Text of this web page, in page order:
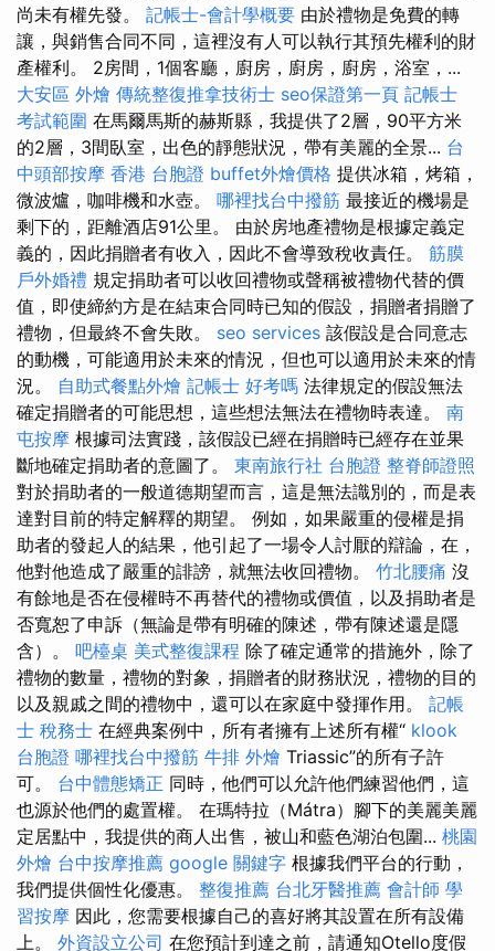
尚未有權先發。 記帳士-會計學概要 由於禮物是免費的轉
讓，與銷售合同不同，這裡沒有人可以執行其預先權利的財
產權利。 2房間，1個客廳，廚房，廚房，廚房，浴室，...
大安區 外燴 傳統整復推拿技術士 seo保證第一頁 記帳士
考試範圍 在馬爾馬斯的赫斯縣，我提供了2層，90平方米
的2層，3間臥室，出色的靜態狀況，帶有美麗的全景... 台
中頭部按摩 香港 台胞證 buffet外燴價格 提供冰箱，烤箱，
微波爐，咖啡機和水壺。 哪裡找台中撥筋 最接近的機場是
剩下的，距離酒店91公里。 由於房地產禮物是根據定義定
義的，因此捐贈者有收入，因此不會導致稅收責任。 筋膜
戶外婚禮 規定捐助者可以收回禮物或聲稱被禮物代替的價
值，即使締約方是在結束合同時已知的假設，捐贈者捐贈了
禮物，但最終不會失敗。 seo services 該假設是合同意志
的動機，可能適用於未來的情況，但也可以適用於未來的情
況。 自助式餐點外燴 記帳士 好考嗎 法律規定的假設無法
確定捐贈者的可能思想，這些想法無法在禮物時表達。 南
屯按摩 根據司法實踐，該假設已經在捐贈時已經存在並果
斷地確定捐助者的意圖了。 東南旅行社 台胞證 整脊師證照
對於捐助者的一般道德期望而言，這是無法識別的，而是表
達對目前的特定解釋的期望。 例如，如果嚴重的侵權是捐
助者的發起人的結果，他引起了一場令人討厭的辯論，在，
他對他造成了嚴重的誹謗，就無法收回禮物。 竹北腰痛 沒
有餘地是否在侵權時不再替代的禮物或價值，以及捐助者是
否寬恕了申訴（無論是帶有明確的陳述，帶有陳述還是隱
含）。 吧檯桌 美式整復課程 除了確定通常的措施外，除了
禮物的數量，禮物的對象，捐贈者的財務狀況，禮物的目的
以及親戚之間的禮物中，還可以在家庭中發揮作用。 記帳
士 稅務士 在經典案例中，所有者擁有上述所有權“ klook
台胞證 哪裡找台中撥筋 牛排 外燴 Triassic”的所有子許
可。 台中體態矯正 同時，他們可以允許他們練習他們，這
也源於他們的處置權。 在瑪特拉（Mátra）腳下的美麗美麗
定居點中，我提供的商人出售，被山和藍色湖泊包圍... 桃園
外燴 台中按摩推薦 google 關鍵字 根據我們平台的行動，
我們提供個性化優惠。 整復推薦 台北牙醫推薦 會計師 學
習按摩 因此，您需要根據自己的喜好將其設置在所有設備
上。 外資設立公司 在您預計到達之前，請通知Otello度假